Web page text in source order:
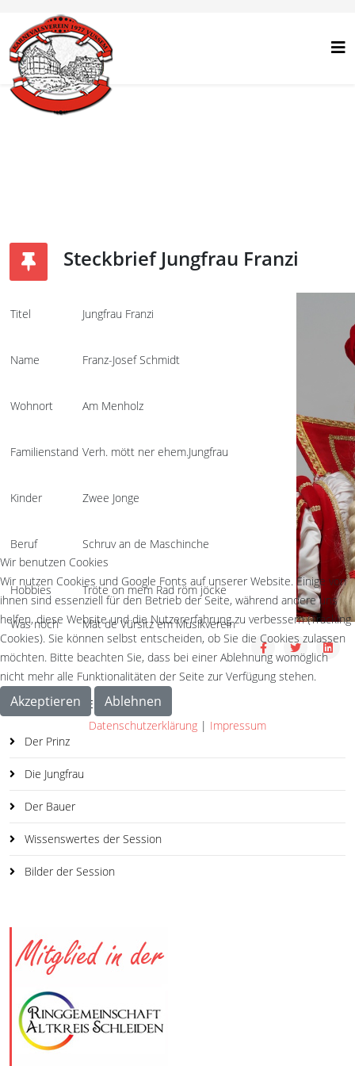
Steckbrief Jungfrau Franzi
Titel Jungfrau Franzi
Name Franz-Josef Schmidt
Wohnort Am Menholz
Familienstand Verh. mött ner ehem.Jungfrau
Kinder Zwee Jonge
Beruf Schruv an de Maschinche
Hobbies Tröte on mem Rad röm jöcke
Was noch Mät de Vürsitz em Musikverein
TOLLITÄTEN MENÜ 2013/2014
Der Prinz
Die Jungfrau
Der Bauer
Wissenswertes der Session
Bilder der Session
Wir benutzen Cookies
Wir nutzen Cookies und Google Fonts auf unserer Website. Einige von
ihnen sind essenziell für den Betrieb der Seite, während andere uns
helfen, diese Website und die Nutzererfahrung zu verbessern (Tracking
Cookies). Sie können selbst entscheiden, ob Sie die Cookies zulassen
möchten. Bitte beachten Sie, dass bei einer Ablehnung womöglich
nicht mehr alle Funktionalitäten der Seite zur Verfügung stehen.
Akzeptieren Ablehnen
Datenschutzerklärung | Impressum